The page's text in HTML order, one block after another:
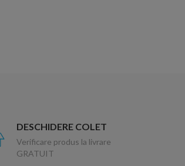
DESCHIDERE COLET
Verificare produs la livrare
GRATUIT